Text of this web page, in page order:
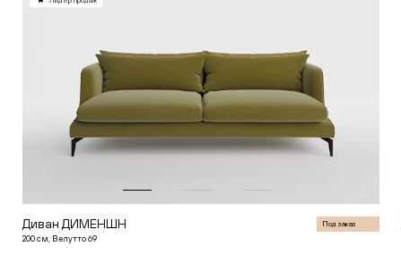
Диван ДИМЕНШН Под заказ
200 см, Велутто 69